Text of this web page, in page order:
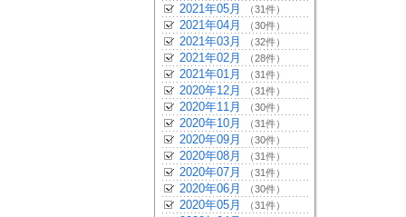
2021年05月 （31件）
2021年04月 （30件）
2021年03月 （32件）
2021年02月 （28件）
2021年01月 （31件）
2020年12月 （31件）
2020年11月 （30件）
2020年10月 （31件）
2020年09月 （30件）
2020年08月 （31件）
2020年07月 （31件）
2020年06月 （30件）
2020年05月 （31件）